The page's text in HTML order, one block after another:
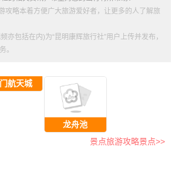
攻略本着方便广大旅游爱好者，让更多的人了解旅
亦包括在内)为“昆明康辉旅行社”用户上传并发布，
。
航天城
龙舟池
景点旅游攻略景点>>